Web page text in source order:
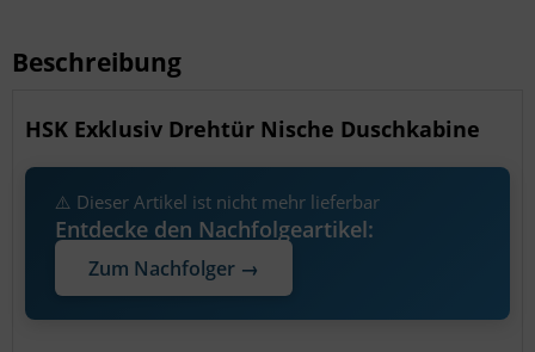
Beschreibung
HSK Exklusiv Drehtür Nische Duschkabine
⚠️ Dieser Artikel ist nicht mehr lieferbar
Entdecke den Nachfolgeartikel:
Zum Nachfolger →